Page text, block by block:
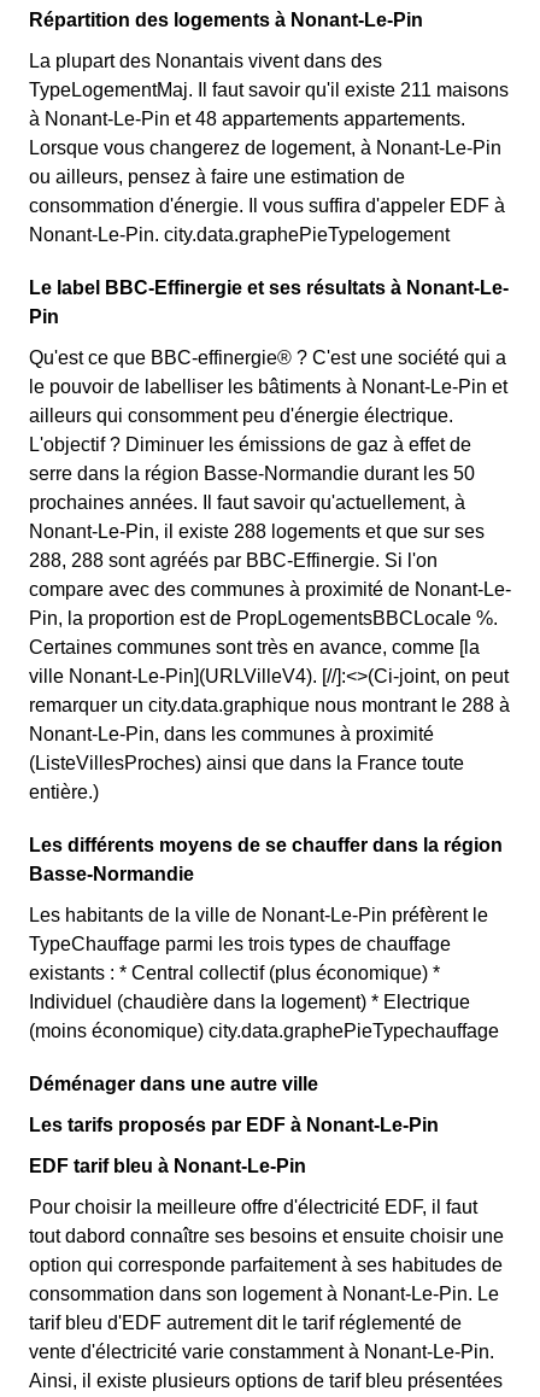
Répartition des logements à Nonant-Le-Pin
La plupart des Nonantais vivent dans des
TypeLogementMaj. Il faut savoir qu'il existe 211 maisons
à Nonant-Le-Pin et 48 appartements appartements.
Lorsque vous changerez de logement, à Nonant-Le-Pin
ou ailleurs, pensez à faire une estimation de
consommation d'énergie. Il vous suffira d'appeler EDF à
Nonant-Le-Pin. city.data.graphePieTypelogement
Le label BBC-Effinergie et ses résultats à Nonant-Le-
Pin
Qu'est ce que BBC-effinergie® ? C'est une société qui a
le pouvoir de labelliser les bâtiments à Nonant-Le-Pin et
ailleurs qui consomment peu d'énergie électrique.
L'objectif ? Diminuer les émissions de gaz à effet de
serre dans la région Basse-Normandie durant les 50
prochaines années. Il faut savoir qu'actuellement, à
Nonant-Le-Pin, il existe 288 logements et que sur ses
288, 288 sont agréés par BBC-Effinergie. Si l'on
compare avec des communes à proximité de Nonant-Le-
Pin, la proportion est de PropLogementsBBCLocale %.
Certaines communes sont très en avance, comme [la
ville Nonant-Le-Pin](URLVilleV4). [//]:<>(Ci-joint, on peut
remarquer un city.data.graphique nous montrant le 288 à
Nonant-Le-Pin, dans les communes à proximité
(ListeVillesProches) ainsi que dans la France toute
entière.)
Les différents moyens de se chauffer dans la région
Basse-Normandie
Les habitants de la ville de Nonant-Le-Pin préfèrent le
TypeChauffage parmi les trois types de chauffage
existants : * Central collectif (plus économique) *
Individuel (chaudière dans la logement) * Electrique
(moins économique) city.data.graphePieTypechauffage
Déménager dans une autre ville
Les tarifs proposés par EDF à Nonant-Le-Pin
EDF tarif bleu à Nonant-Le-Pin
Pour choisir la meilleure offre d'électricité EDF, il faut
tout dabord connaître ses besoins et ensuite choisir une
option qui corresponde parfaitement à ses habitudes de
consommation dans son logement à Nonant-Le-Pin. Le
tarif bleu d'EDF autrement dit le tarif réglementé de
vente d'électricité varie constamment à Nonant-Le-Pin.
Ainsi, il existe plusieurs options de tarif bleu présentées